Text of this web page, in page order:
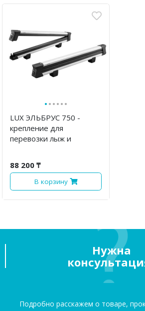
······
LUX ЭЛЬБРУС 750 -
крепление для
перевозки лыж и
88 200 ₸
В корзину
Нужна
Подробно расскажем о товаре,